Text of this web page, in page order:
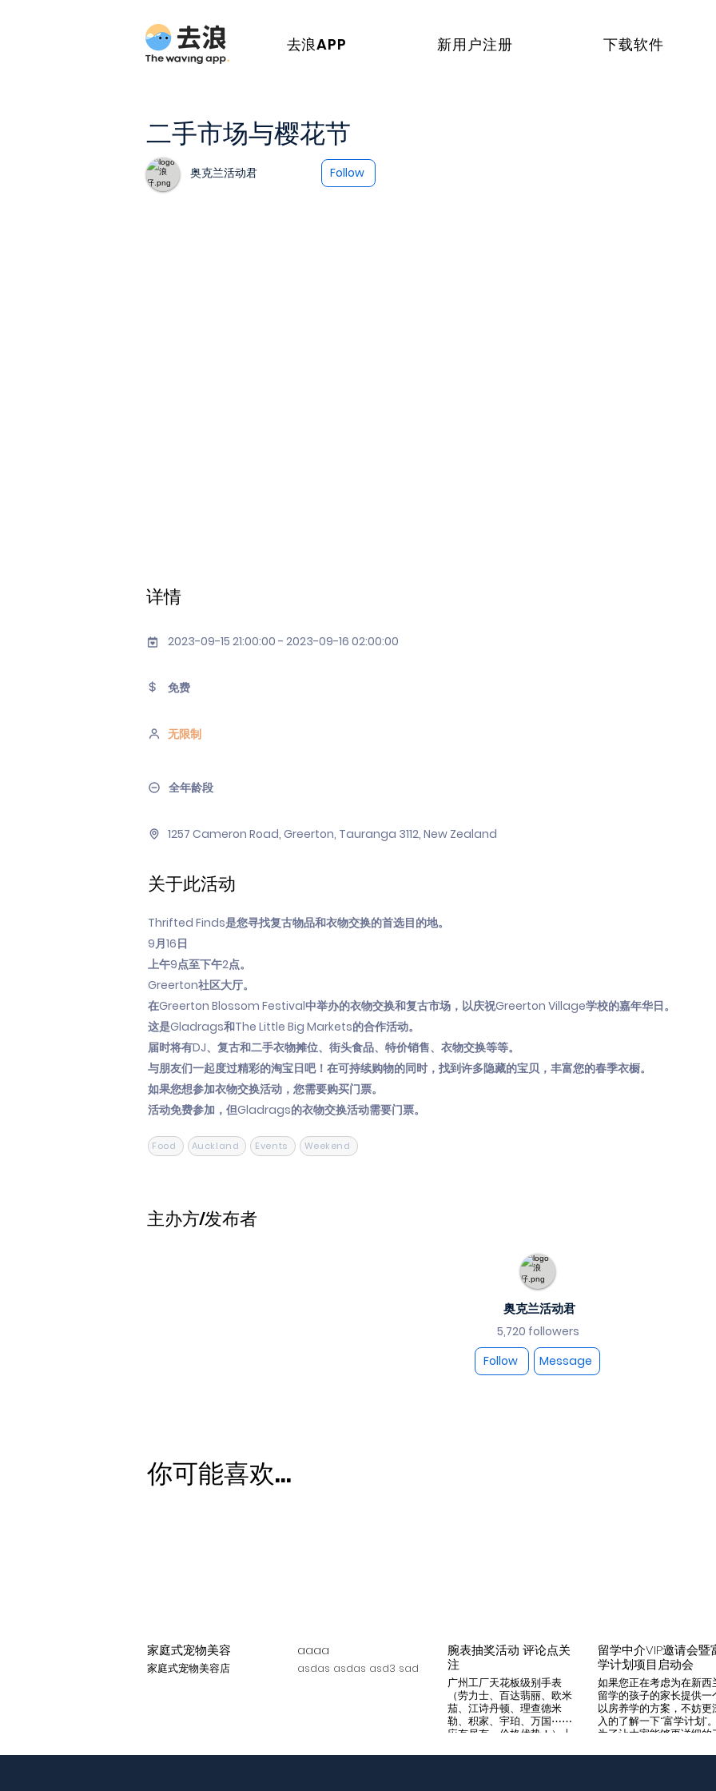
去浪APP 新用户注册 下载软件
二手市场与樱花节
奥克兰活动君 Follow
详情
2023-09-15 21:00:00 - 2023-09-16 02:00:00
免费
无限制
全年龄段
1257 Cameron Road, Greerton, Tauranga 3112, New Zealand
关于此活动
Thrifted Finds是您寻找复古物品和衣物交换的首选目的地。
9月16日
上午9点至下午2点。
Greerton社区大厅。
在Greerton Blossom Festival中举办的衣物交换和复古市场，以庆祝Greerton Village学校的嘉年华日。
这是Gladrags和The Little Big Markets的合作活动。
届时将有DJ、复古和二手衣物摊位、街头食品、特价销售、衣物交换等等。
与朋友们一起度过精彩的淘宝日吧！在可持续购物的同时，找到许多隐藏的宝贝，丰富您的春季衣橱。
如果您想参加衣物交换活动，您需要购买门票。
活动免费参加，但Gladrags的衣物交换活动需要门票。
Food Auckland Events Weekend
主办方/发布者
奥克兰活动君
5,720 followers
Follow
Message
你可能喜欢...
家庭式宠物美容
家庭式宠物美容店
aaaa
asdas asdas asd3 sad
腕表抽奖活动 评论点关
注
广州工厂天花板级别手表
（劳力士、百达翡丽、欧米
茄、江诗丹顿、理查德米
勒、积家、宇珀、万国⋯⋯
应有尽有，价格优势！）十
旨，支持平台交易，货到付
留学中介VIP邀请会暨
学计划项目启动会
如果您正在考虑为在新西
留学的孩子的家长提供一
以房养学的方案，不妨更
入的了解一下“富学计划”。
为了让大家能够更详细的
月14日举办一次针对留学